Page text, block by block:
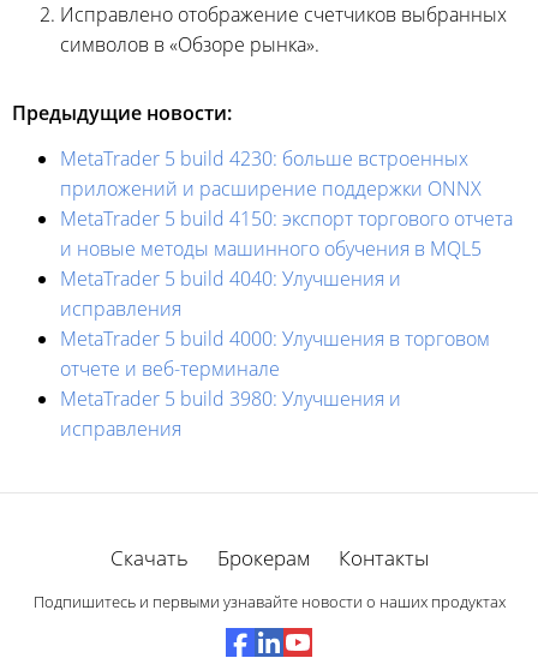
Исправлено отображение счетчиков выбранных
символов в «Обзоре рынка».
Предыдущие новости:
MetaTrader 5 build 4230: больше встроенных
приложений и расширение поддержки ONNX
MetaTrader 5 build 4150: экспорт торгового отчета
и новые методы машинного обучения в MQL5
MetaTrader 5 build 4040: Улучшения и
исправления
MetaTrader 5 build 4000: Улучшения в торговом
отчете и веб-терминале
MetaTrader 5 build 3980: Улучшения и
исправления
Скачать Брокерам Контакты
Подпишитесь и первыми узнавайте новости о наших продуктах